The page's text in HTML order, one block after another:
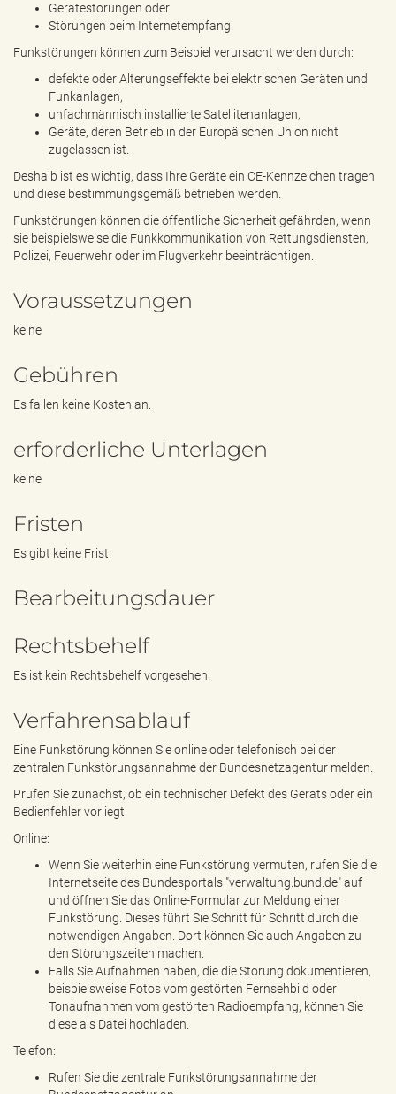
Gerätestörungen oder
Störungen beim Internetempfang.
Funkstörungen können zum Beispiel verursacht werden durch:
defekte oder Alterungseffekte bei elektrischen Geräten und
Funkanlagen,
unfachmännisch installierte Satellitenanlagen,
Geräte, deren Betrieb in der Europäischen Union nicht
zugelassen ist.
Deshalb ist es wichtig, dass Ihre Geräte ein CE-Kennzeichen tragen
und diese bestimmungsgemäß betrieben werden.
Funkstörungen können die öffentliche Sicherheit gefährden, wenn
sie beispielsweise die Funkkommunikation von Rettungsdiensten,
Polizei, Feuerwehr oder im Flugverkehr beeinträchtigen.
Voraussetzungen
keine
Gebühren
Es fallen keine Kosten an.
erforderliche Unterlagen
keine
Fristen
Es gibt keine Frist.
Bearbeitungsdauer
Rechtsbehelf
Es ist kein Rechtsbehelf vorgesehen.
Verfahrensablauf
Eine Funkstörung können Sie online oder telefonisch bei der
zentralen Funkstörungsannahme der Bundesnetzagentur melden.
Prüfen Sie zunächst, ob ein technischer Defekt des Geräts oder ein
Bedienfehler vorliegt.
Online:
Wenn Sie weiterhin eine Funkstörung vermuten, rufen Sie die
Internetseite des Bundesportals "verwaltung.bund.de" auf
und öffnen Sie das Online-Formular zur Meldung einer
Funkstörung. Dieses führt Sie Schritt für Schritt durch die
notwendigen Angaben. Dort können Sie auch Angaben zu
den Störungszeiten machen.
Falls Sie Aufnahmen haben, die die Störung dokumentieren,
beispielsweise Fotos vom gestörten Fernsehbild oder
Tonaufnahmen vom gestörten Radioempfang, können Sie
diese als Datei hochladen.
Telefon:
Rufen Sie die zentrale Funkstörungsannahme der